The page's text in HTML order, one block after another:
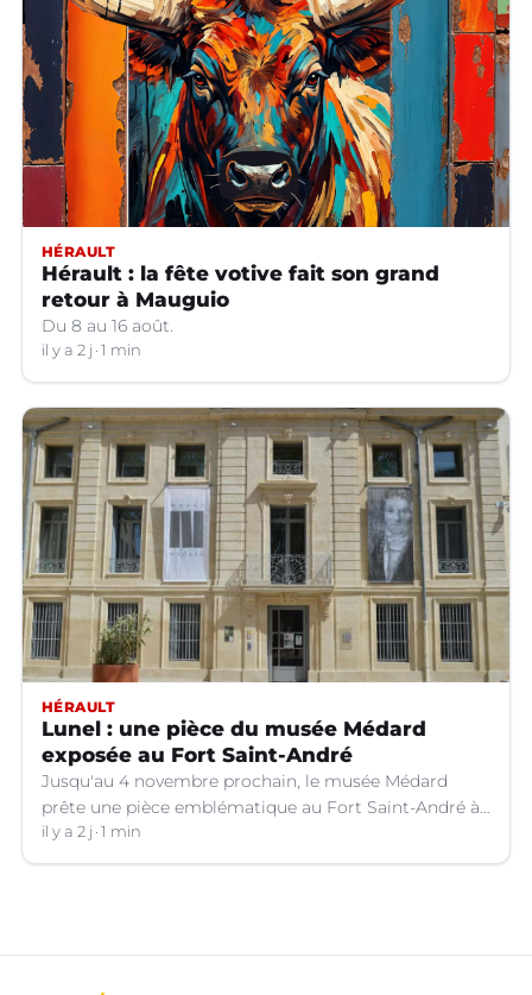
HÉRAULT
Hérault : la fête votive fait son grand
retour à Mauguio
Du 8 au 16 août.
il y a 2 j 1 min
HÉRAULT
Lunel : une pièce du musée Médard
exposée au Fort Saint-André
Jusqu'au 4 novembre prochain, le musée Médard
prête une pièce emblématique au Fort Saint-André à
Villeneuve-lez-Avignon (Gard).
il y a 2 j 1 min